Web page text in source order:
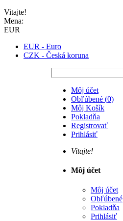
Vitajte!
Mena:
EUR
EUR - Euro
CZK - Česká koruna
Môj účet
Obľúbené (0)
Môj Košík
Pokladňa
Registrovať
Prihlásiť
Vitajte!
Môj účet
Môj účet
Obľúbené
Pokladňa
Prihlásiť